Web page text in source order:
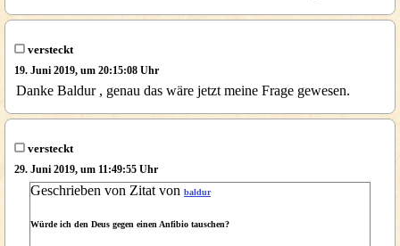
versteckt
19. Juni 2019, um 20:15:08 Uhr
Danke Baldur , genau das wäre jetzt meine Frage gewesen.
versteckt
29. Juni 2019, um 11:49:55 Uhr
Geschrieben von Zitat von baldur
Würde ich den Deus gegen einen Anfibio tauschen?